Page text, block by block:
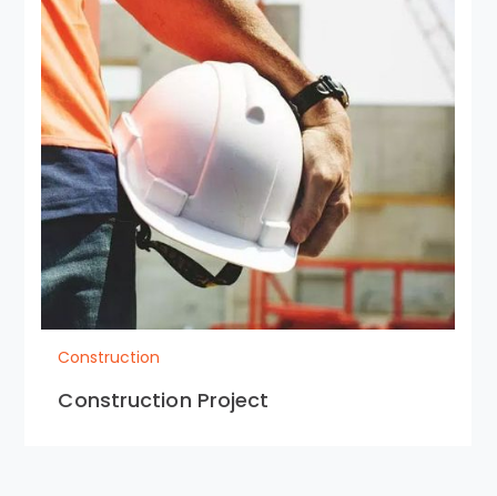
Construction
Construction Project